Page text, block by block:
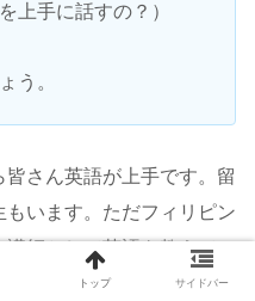
上手に話すの？）
う。
さん英語が上手です。留
います。ただフィリピン
師として英語を教えてい
トップ サイドバー